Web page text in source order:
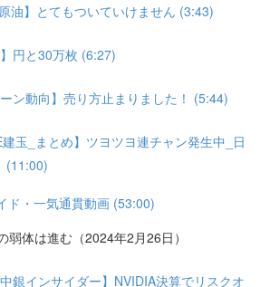
油】とてもついていけません (3:43)
円と30万枚 (6:27)
ン動向】売り方止まりました！ (5:44)
玉_まとめ】ツヨツヨ連チャン発生中_日
(11:00)
ド・一気通貫動画 (53:00)
弱体は進む（2024年2月26日）
銀インサイダー】NVIDIA決算でリスクオ